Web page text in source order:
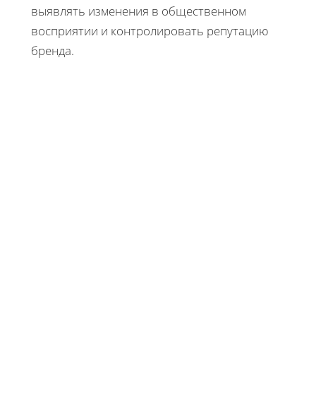
выявлять изменения в общественном
восприятии и контролировать репутацию
бренда.